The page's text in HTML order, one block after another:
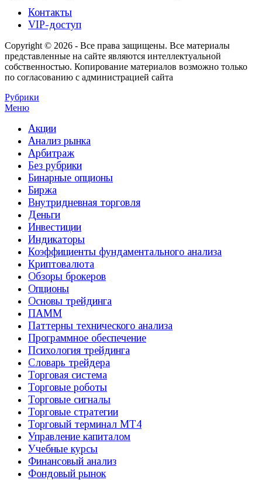
Контакты
VIP-доступ
Copyright © 2026 - Все права защищены. Все материалы
представленные на сайте являются интеллектуальной
собственностью. Копирование материалов возможно только
по согласованию с администрацией сайта
Рубрики
Меню
Акции
Анализ рынка
Арбитраж
Без рубрики
Бинарные опционы
Биржа
Внутридневная торговля
Деньги
Инвестиции
Индикаторы
Коэффициенты фундаментального анализа
Криптовалюта
Обзоры брокеров
Опционы
Основы трейдинга
ПАММ
Паттерны технического анализа
Программное обеспечение
Психология трейдинга
Словарь трейдера
Торговая система
Торговые роботы
Торговые сигналы
Торговые стратегии
Торговый терминал МТ4
Управление капиталом
Учебные курсы
Финансовый анализ
Фондовый рынок